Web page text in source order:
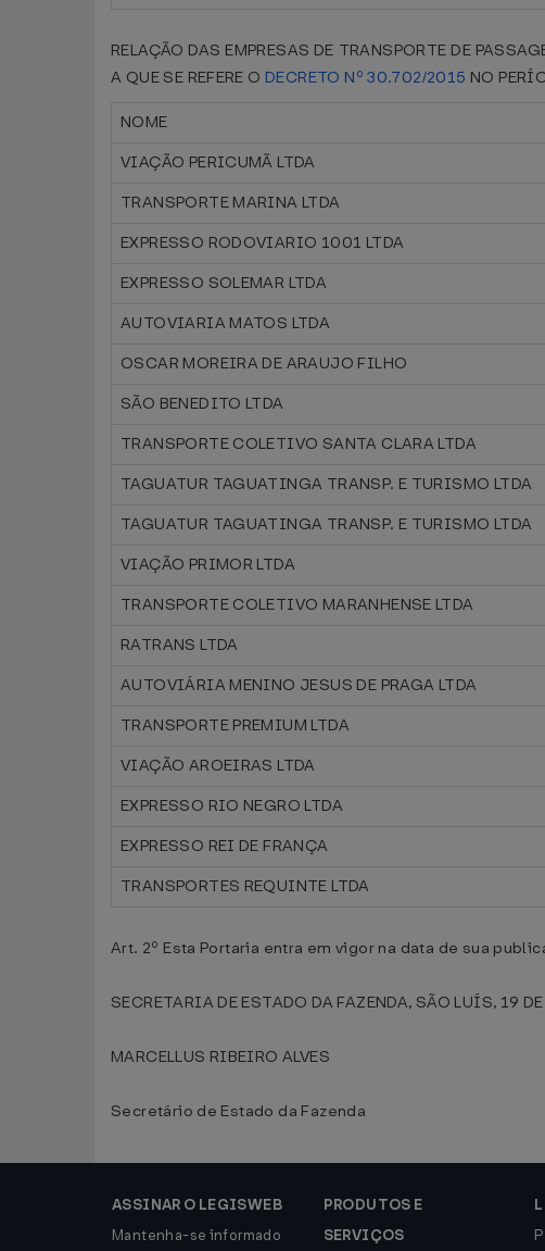
RELAÇÃO DAS EMPRESAS DE TRANSPORTE DE
A QUE SE REFERE O DECRETO Nº 30.702/2015 NO
NOME
VIAÇÃO PERICUMÃ LTDA
TRANSPORTE MARINA LTDA
EXPRESSO RODOVIARIO 1001 LTDA
EXPRESSO SOLEMAR LTDA
AUTOVIARIA MATOS LTDA
OSCAR MOREIRA DE ARAUJO FILHO
SÃO BENEDITO LTDA
TRANSPORTE COLETIVO SANTA CLARA LTDA
TAGUATUR TAGUATINGA TRANSP. E TURISMO LTDA
TAGUATUR TAGUATINGA TRANSP. E TURISMO LTDA
VIAÇÃO PRIMOR LTDA
TRANSPORTE COLETIVO MARANHENSE LTDA
RATRANS LTDA
AUTOVIÁRIA MENINO JESUS DE PRAGA LTDA
TRANSPORTE PREMIUM LTDA
VIAÇÃO AROEIRAS LTDA
EXPRESSO RIO NEGRO LTDA
EXPRESSO REI DE FRANÇA
TRANSPORTES REQUINTE LTDA
Art. 2º Esta Portaria entra em vigor na data de sua
SECRETARIA DE ESTADO DA FAZENDA, SÃO LUÍS, 19
MARCELLUS RIBEIRO ALVES
Secretário de Estado da Fazenda
ASSINAR O LEGISWEB
Mantenha-se informado
PRODUTOS E
SERVIÇOS